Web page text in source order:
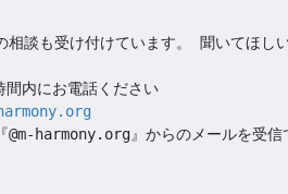
相談も受け付けています。 聞いてほし
080-3010-1746 開館時間内にお電話ください
harmony.org』からのメールを受信